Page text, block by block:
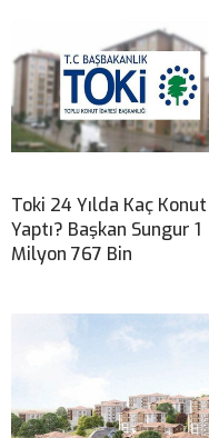
Toki 24 Yılda Kaç Konut
Yaptı? Başkan Sungur 1
Milyon 767 Bin